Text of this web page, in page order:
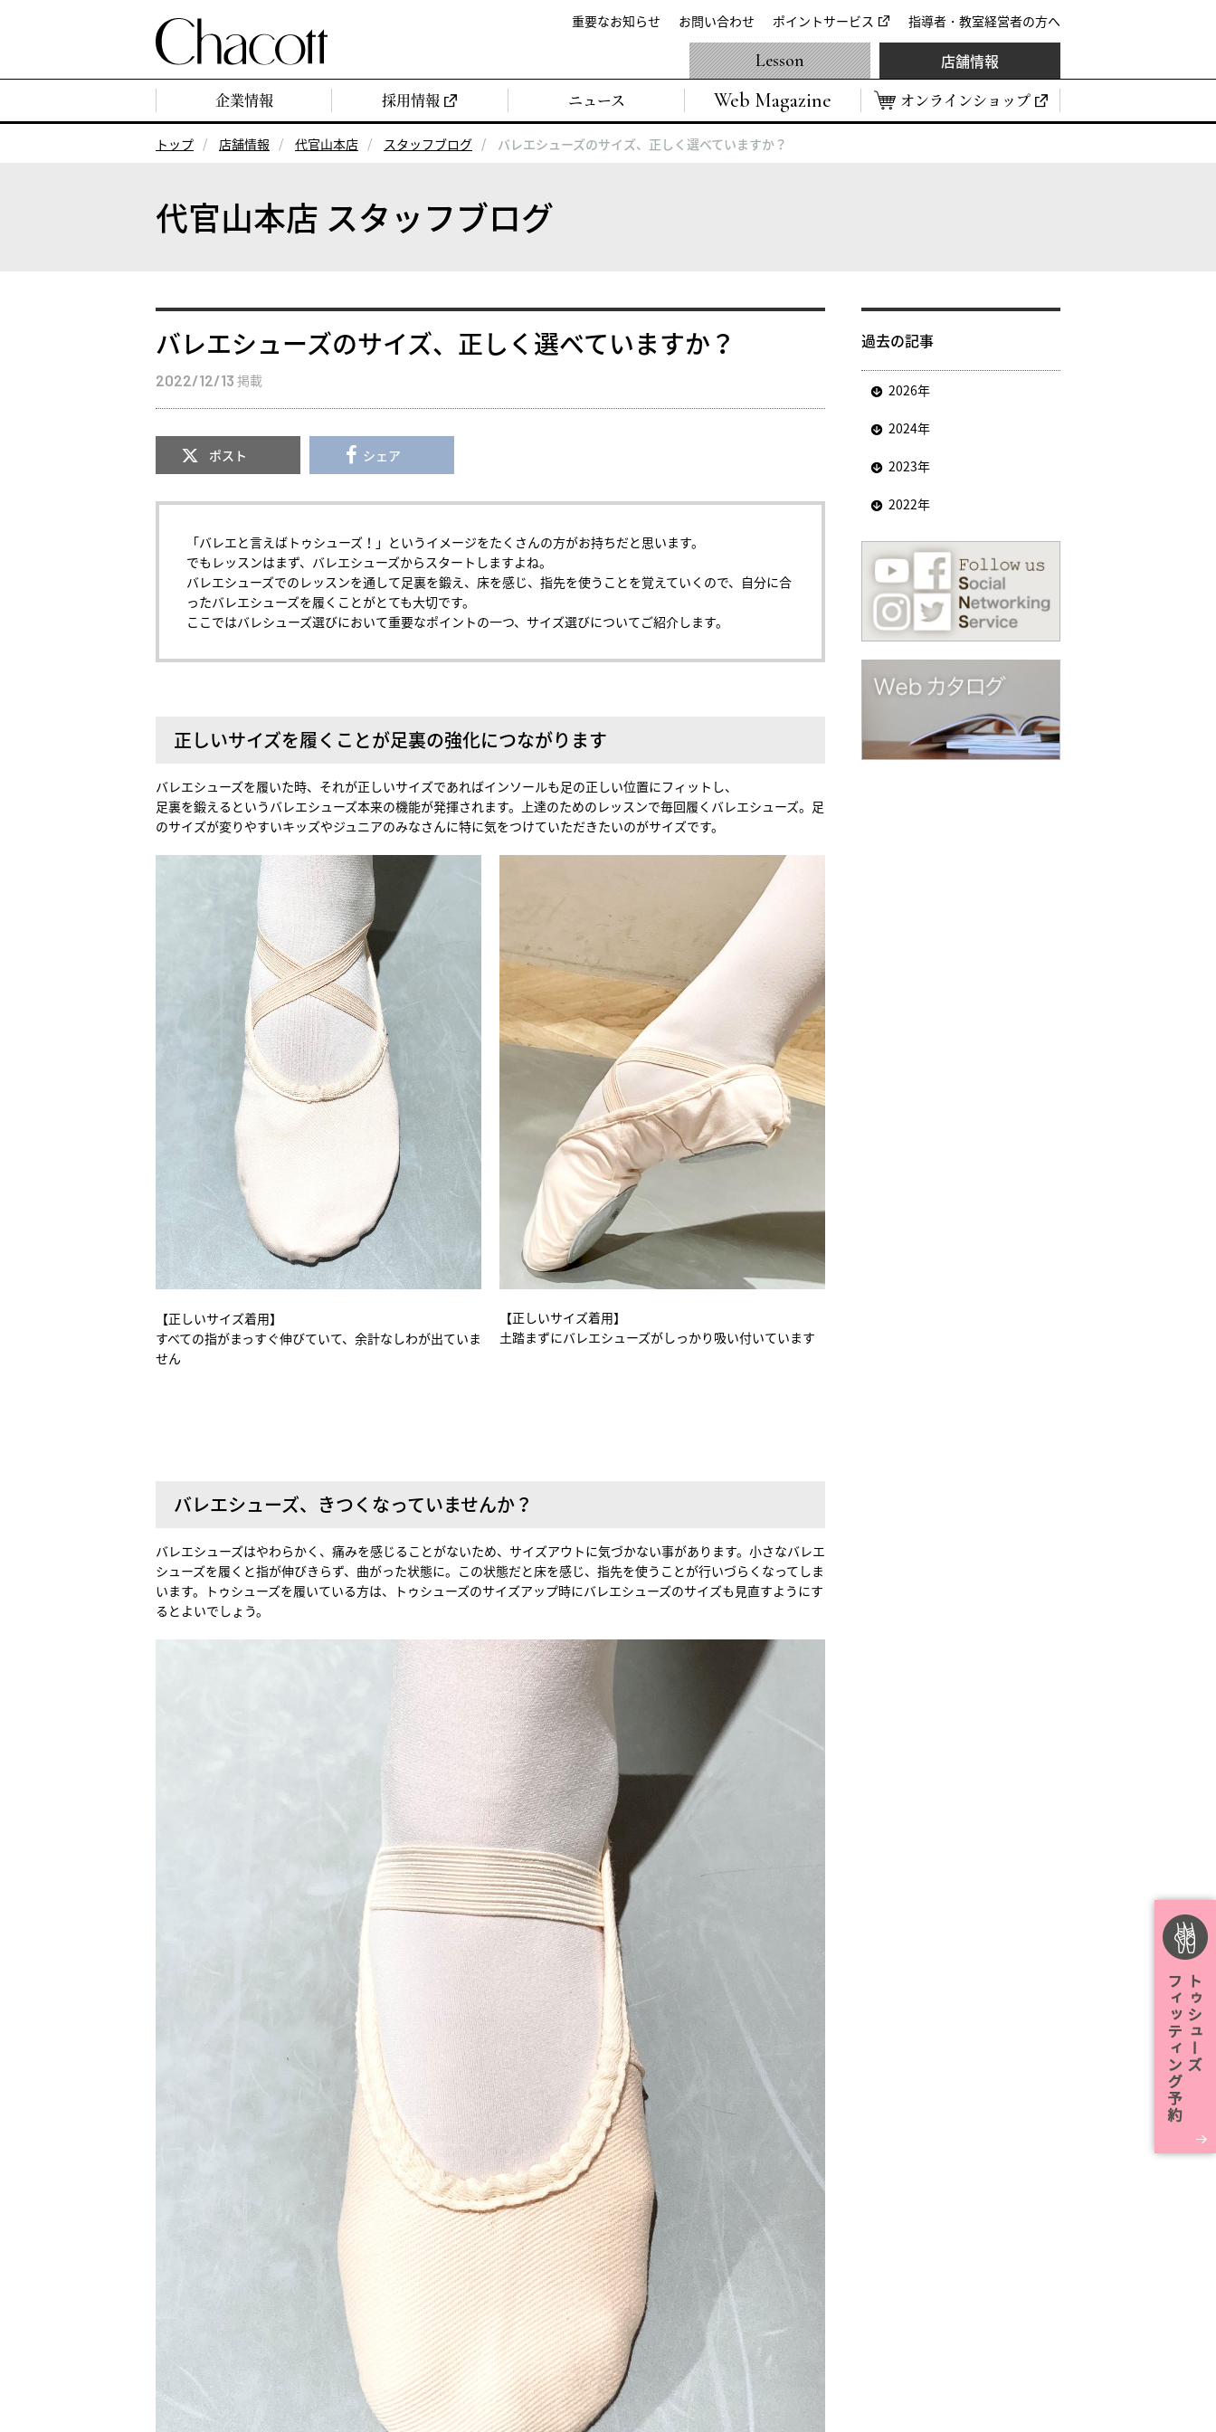
重要なお知らせ お問い合わせ ポイントサービス 指導者・教室経営者の方へ
企業情報 採用情報 ニュース Web Magazine オンラインショップ
Lesson 店舗情報
トップ 店舗情報 代官山本店 スタッフブログ バレエシューズのサイズ、正しく選べていますか？
代官山本店 スタッフブログ
バレエシューズのサイズ、正しく選べていますか？
2022/12/13 掲載
ポスト シェア
「バレエと言えばトゥシューズ！」というイメージをたくさんの方がお持ちだと思います。
でもレッスンはまず、バレエシューズからスタートしますよね。
バレエシューズでのレッスンを通して足裏を鍛え、床を感じ、指先を使うことを覚えていくので、自分に合
ったバレエシューズを履くことがとても大切です。
ここではバレシューズ選びにおいて重要なポイントの一つ、サイズ選びについてご紹介します。
正しいサイズを履くことが足裏の強化につながります
バレエシューズを履いた時、それが正しいサイズであればインソールも足の正しい位置にフィットし、
足裏を鍛えるというバレエシューズ本来の機能が発揮されます。上達のためのレッスンで毎回履くバレエシューズ。足
のサイズが変りやすいキッズやジュニアのみなさんに特に気をつけていただきたいのがサイズです。
【正しいサイズ着用】
すべての指がまっすぐ伸びていて、余計なしわが出ていま
せん
【正しいサイズ着用】
土踏まずにバレエシューズがしっかり吸い付いています
バレエシューズ、きつくなっていませんか？
バレエシューズはやわらかく、痛みを感じることがないため、サイズアウトに気づかない事があります。小さなバレエ
シューズを履くと指が伸びきらず、曲がった状態に。この状態だと床を感じ、指先を使うことが行いづらくなってしま
います。トゥシューズを履いている方は、トゥシューズのサイズアップ時にバレエシューズのサイズも見直すようにす
るとよいでしょう。
過去の記事
2026年
2024年
2023年
2022年